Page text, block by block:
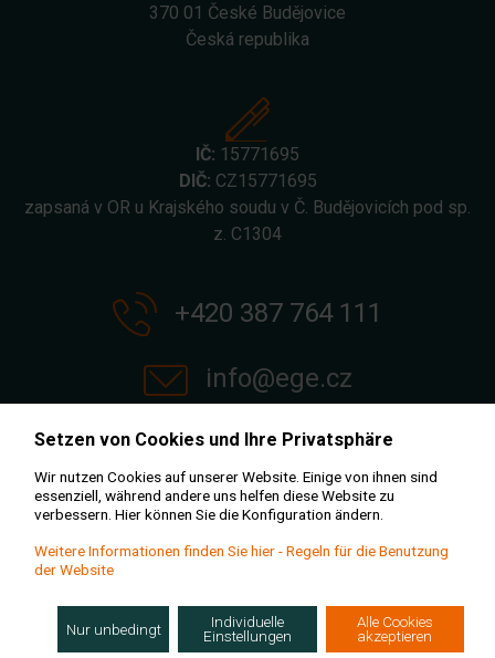
370 01 České Budějovice
Česká republika
IČ: 15771695
DIČ: CZ15771695
zapsaná v OR u Krajského soudu v Č. Budějovicích pod sp.
z. C1304
+420 387 764 111
info@ege.cz
Geschäftsbedingungen
Whistleblowing
Kohlenstoff Fussabdruck
Projekty
podporované z EU
fondů
Setzen von Cookies und Ihre Privatsphäre
Wir nutzen Cookies auf unserer Website. Einige von ihnen sind
essenziell, während andere uns helfen diese Website zu
verbessern. Hier können Sie die Konfiguration ändern.
Weitere Informationen finden Sie hier - Regeln für die Benutzung
der Website
Nur unbedingt
Individuelle
Einstellungen
Alle Cookies
akzeptieren